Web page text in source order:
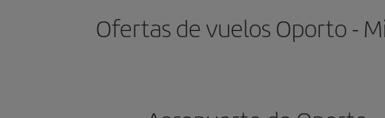
Ofertas de vuelos Oporto -